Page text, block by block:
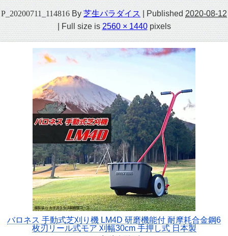
P_20200711_114816 By 芝生パラダイス Published 2020-08-12
| Full size is 2560 × 1440pixels
バロネス 手動式芝刈り機 LM4D 研磨機能付 耐摩耗合金鋼6
枚刃リール式モア 刈幅30cm 手押し式 日本製